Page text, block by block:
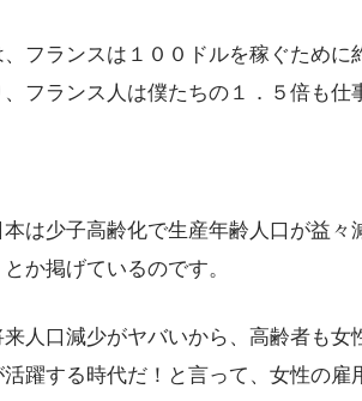
フランスは１００ドルを稼ぐため
フランス人は僕たちの１．５倍も仕
は少子高齢化で生産年齢人口が益
か掲げているのです。
人口減少がヤバいから、高齢者も女
躍する時代だ！と言って、女性の雇